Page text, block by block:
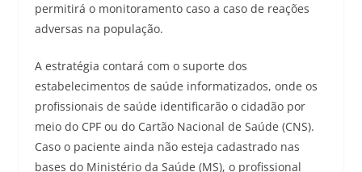
permitirá o monitoramento caso a caso de reações
adversas na população.
A estratégia contará com o suporte dos
estabelecimentos de saúde informatizados, onde os
profissionais de saúde identificarão o cidadão por
meio do CPF ou do Cartão Nacional de Saúde (CNS).
Caso o paciente ainda não esteja cadastrado nas
bases do Ministério da Saúde (MS), o profissional